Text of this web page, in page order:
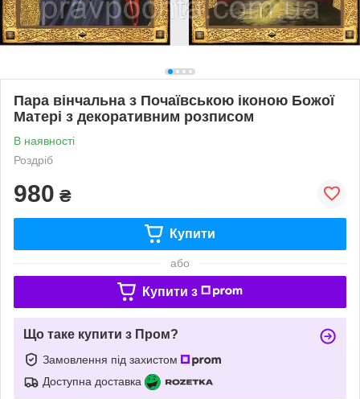
Пара вінчальна з Почаївською іконою Божої
Матері з декоративним розписом
В наявності
Роздріб
980 ₴
Купити
або
Купити з
Що таке купити з Пром?
Замовлення під захистом
Доступна доставка